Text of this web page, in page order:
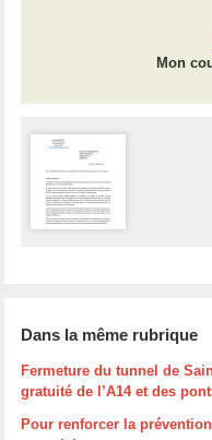
Mon
Dans la même rubrique
Fermeture du tunnel de
gratuité de l’A14 et des
Pour renforcer la